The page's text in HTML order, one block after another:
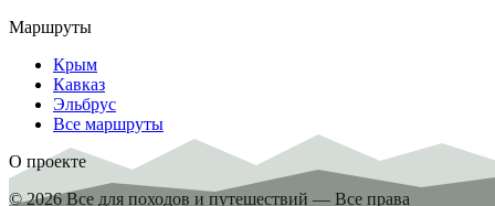
Маршруты
Крым
Кавказ
Эльбрус
Все маршруты
О проекте
© 2026 Все для походов и путешествий — Все права